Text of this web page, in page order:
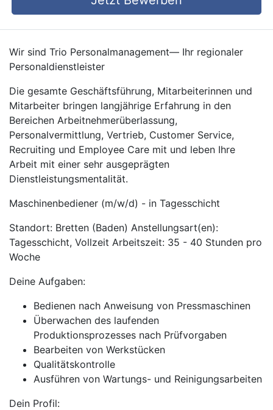
Wir sind Trio Personalmanagement— Ihr regionaler
Personaldienstleister
Die gesamte Geschäftsführung, Mitarbeiterinnen und
Mitarbeiter bringen langjährige Erfahrung in den
Bereichen Arbeitnehmerüberlassung,
Personalvermittlung, Vertrieb, Customer Service,
Recruiting und Employee Care mit und leben Ihre
Arbeit mit einer sehr ausgeprägten
Dienstleistungsmentalität.
Maschinenbediener (m/w/d) - in Tagesschicht
Standort: Bretten (Baden) Anstellungsart(en):
Tagesschicht, Vollzeit Arbeitszeit: 35 - 40 Stunden pro
Woche
Deine Aufgaben:
Bedienen nach Anweisung von Pressmaschinen
Überwachen des laufenden
Produktionsprozesses nach Prüfvorgaben
Bearbeiten von Werkstücken
Qualitätskontrolle
Ausführen von Wartungs- und Reinigungsarbeiten
Dein Profil: